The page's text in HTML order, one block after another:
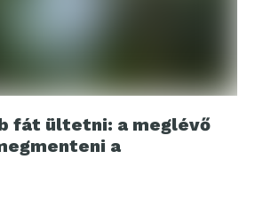
fát ültetni: a meglévő
a